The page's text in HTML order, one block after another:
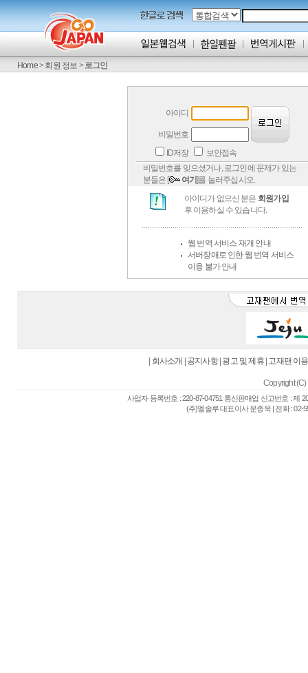
Home>회원 정보 >로그인
아이디
비밀번호
ID저장
보안접속
비밀번호를 잊으셨거나, 로그인에 문제가 있는
분들은 [
여기]를 눌러주십시오.
아이디가 없으신 분은 회원가입
후 이용하실 수 있습니다.
웹 번역 서비스 재개 안내
서버장애로 인한 웹 번역 서비스
이용 불가 안내
회사소개 공지사항| 광고 및 제휴| 고재팬 이
Copyright (C)
사업자 등록번호 : 220-87-04751 통신판매업 신고번호 : 제
(주)엘솔루 대표이사 문종욱 | 전화 : 02-